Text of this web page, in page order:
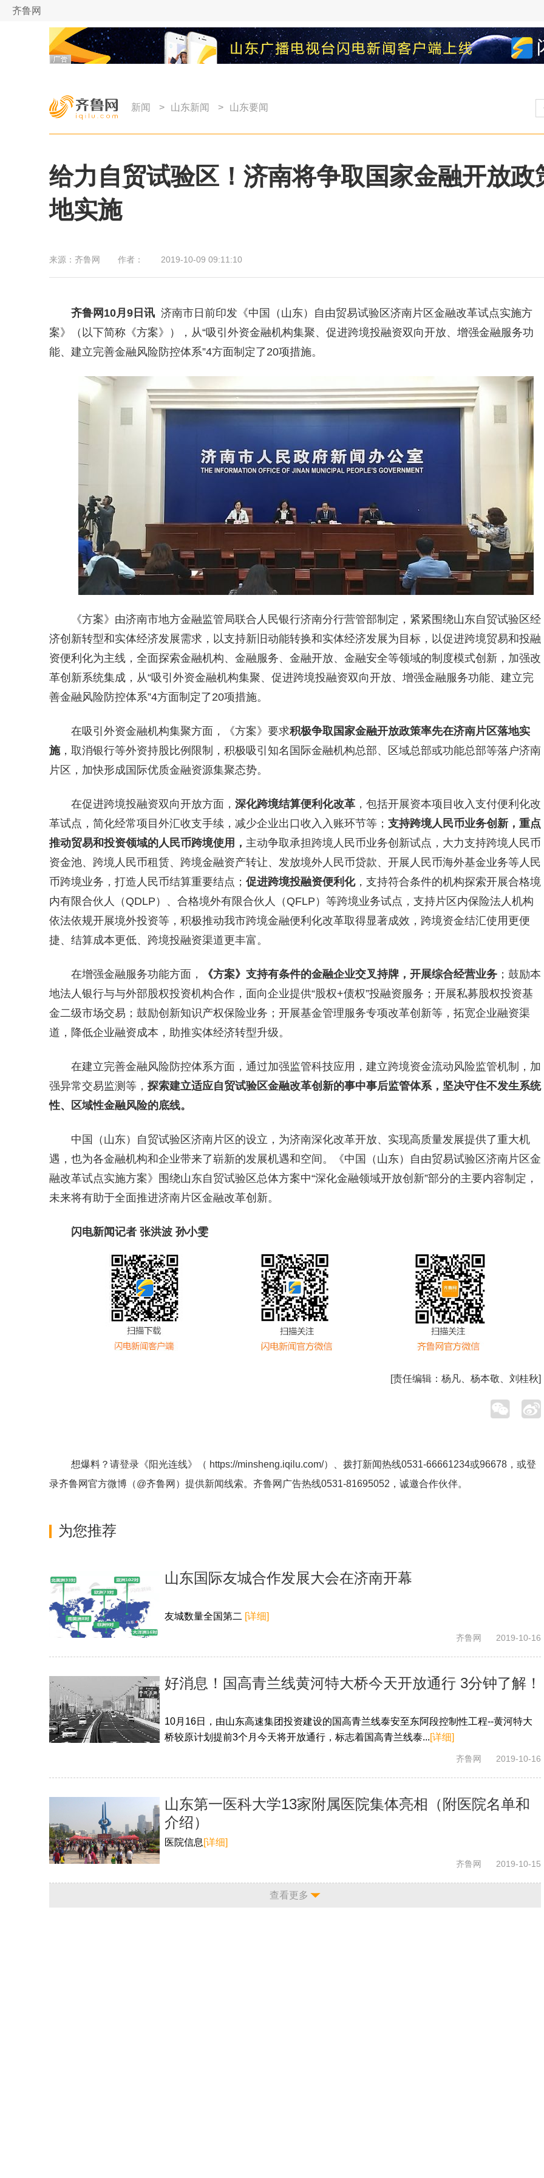
齐鲁网
新闻 > 山东新闻 > 山东要闻
给力自贸试验区！济南将争取国家金融开放
地实施
来源： 齐鲁网 作者： 2019-10-09 09:11:10
齐鲁网 10月9日讯 济南市日前印发《中国（山东）自由贸易试验区济南片区金融改革试点实施方
案》（以下简称《方案》）
，从“吸引外资金融机构集聚、促进跨境投融资双向开放、增强金融服务功
能、建立完善金融风险防控体系”4方面制定了20项措施。
《方案》由济南市地方金融监管局联合人民银行济南分行营管部制定，紧紧围绕山东自贸试验区经
济创新转型和实体经济发展需求，以支持新旧动能转换和实体经济发展为目标，以促进跨境贸易和投融
资便利化为主线，全面探索金融机构、金融服务、金融开放、金融安全等领域的制度模式创新，加强改
革创新系统集成，从“吸引外资金融机构集聚、促进跨境投融资双向开放、增强金融服务功能、建立完
善金融风险防控体系”4方面制定了20项措施。
在吸引外资金融机构集聚方面，《方案》要求积极争取国家金融开放政策率先在济南片区落地实
施，取消银行等外资持股比例限制，积极吸引知名国际金融机构总部、区域总部或功能总部等落户济南
片区，加快形成国际优质金融资源集聚态势。
在促进跨境投融资双向开放方面， 深化跨境结算便利化改革，包括开展资本项目收入支付便利化改
革试点，简化经常项目外汇收支手续，减少企业出口收入入账环节等； 支持跨境人民币业务创新，重点
推动贸易和投资领域的人民币跨境使用， 主动争取承担跨境人民币业务创新试点，大力支持跨境人民币
资金池、跨境人民币租赁、跨境金融资产转让、发放境外人民币贷款、开展人民币海外基金业务等人民
币跨境业务，打造人民币结算重要结点； 促进跨境投融资便利化，支持符合条件的机构探索开展合格境
内有限合伙人（QDLP）、合格境外有限合伙人（QFLP）等跨境业务试点，支持片区内保险法人机构
依法依规开展境外投资等，积极推动我市跨境金融便利化改革取得显著成效，跨境资金结汇使用更便
捷、结算成本更低、跨境投融资渠道更丰富。
在增强金融服务功能方面， 《方案》支持有条件的金融企业交叉持牌，开展综合经营业务；鼓励本
地法人银行与与外部股权投资机构合作，面向企业提供“股权+债权”投融资服务；开展私募股权投资基
金二级市场交易；鼓励创新知识产权保险业务；开展基金管理服务专项改革创新等，拓宽企业融资渠
道，降低企业融资成本，助推实体经济转型升级。
在建立完善金融风险防控体系方面，通过加强监管科技应用，建立跨境资金流动风险监管机制，加
强异常交易监测等， 探索建立适应自贸试验区金融改革创新的事中事后监管体系，坚决守住不发生系统
性、区域性金融风险的底线。
中国（山东）自贸试验区济南片区的设立，为济南深化改革开放、实现高质量发展提供了重大机
遇，也为各金融机构和企业带来了崭新的发展机遇和空间。《中国（山东）自由贸易试验区济南片区金
融改革试点实施方案》围绕山东自贸试验区总体方案中“深化金融领域开放创新”部分的主要内容制定，
未来将有助于全面推进济南片区金融改革创新。
闪电新闻记者 张洪波 孙小雯
[责任编辑： 杨凡、杨本敬、刘桂秋]
想爆料？请登录《阳光连线》（ https://minsheng.iqilu.com/）、拨打新闻热线0531-66661234或96678，或登
录齐鲁网官方微博（@齐鲁网 ）提供新闻线索。齐鲁网广告热线0531-81695052 ，诚邀合作伙伴。
为您推荐
山东国际友城合作发展大会在济南开幕
友城数量全国第二 [详细]
齐鲁网 2019-10-16
好消息！国高青兰线黄河特大桥今天开放通行 3分钟了解！
10月16日，由山东高速集团投资建设的国高青兰线泰安至东阿段控制性工程--黄河特大
桥较原计划提前3个月今天将开放通行，标志着国高青兰线泰...[详细]
齐鲁网 2019-10-16
山东第一医科大学13家附属医院集体亮相（附医院名单和
介绍）
医院信息 [详细]
齐鲁网 2019-10-15
查看更多